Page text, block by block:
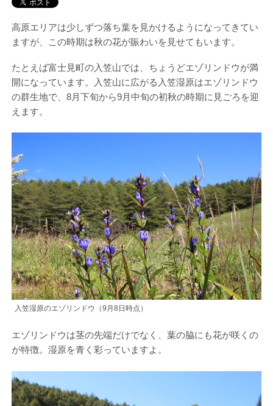
高原エリアは少しずつ落ち葉を見かけるようになってきてい
ますが、この時期は秋の花が賑わいを見せてもいます。
たとえば富士見町の入笠山では、ちょうどエゾリンドウが満
開になっています。入笠山に広がる入笠湿原はエゾリンドウ
の群生地で、8月下旬から9月中旬の初秋の時期に見ごろを迎
えます。
入笠湿原のエゾリンドウ（9月8日時点）
エゾリンドウは茎の先端だけでなく、葉の脇にも花が咲くの
が特徴。湿原を青く彩っていますよ。